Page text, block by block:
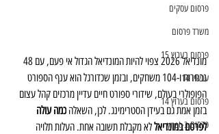
פרסום עסקים
משרד פרסום
פרסום בערוץ 15
עכשיו 14
פרסום בערוץ 14
פרסום ב-ynet
נבחרות ו-104 משחקים, ובזמן שכדורגל הוא ענף הספורט
הפופולרי בעולם, שידורי ספורט חיים עדיין מרכזים קהל עצום
בזמן אמת גם בעידן הסטרימינג. לכן, השאלה כמה עולה
לפרסם במונדיאל לא מקבלת תשובה אחת. העלות תלויה